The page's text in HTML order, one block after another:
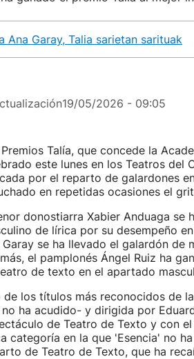
Ana Garay, Talia sarietan sarituak
19/05/2026 - 09:05
Talía, que concede la
este lunes en los Teatros del
por el reparto de galardones
en repetidas ocasiones el
donostiarra Xabier Anduaga se
de lírica por su desempeño
Garay se ha llevado el galardón
el pamplonés Ángel Ruiz ha
de texto en el apartado
de los títulos más reconocidos de
ha acudido- y dirigida por
de Teatro de Texto y con
categoría en la que 'Esencia' no
de Teatro de Texto, que ha